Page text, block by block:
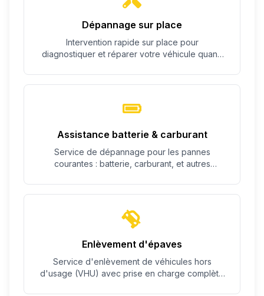
Dépannage sur place
Intervention rapide sur place pour
diagnostiquer et réparer votre véhicule quand
Assistance batterie & carburant
Service de dépannage pour les pannes
courantes : batterie, carburant, et autres
Enlèvement d'épaves
Service d'enlèvement de véhicules hors
d'usage (VHU) avec prise en charge complète